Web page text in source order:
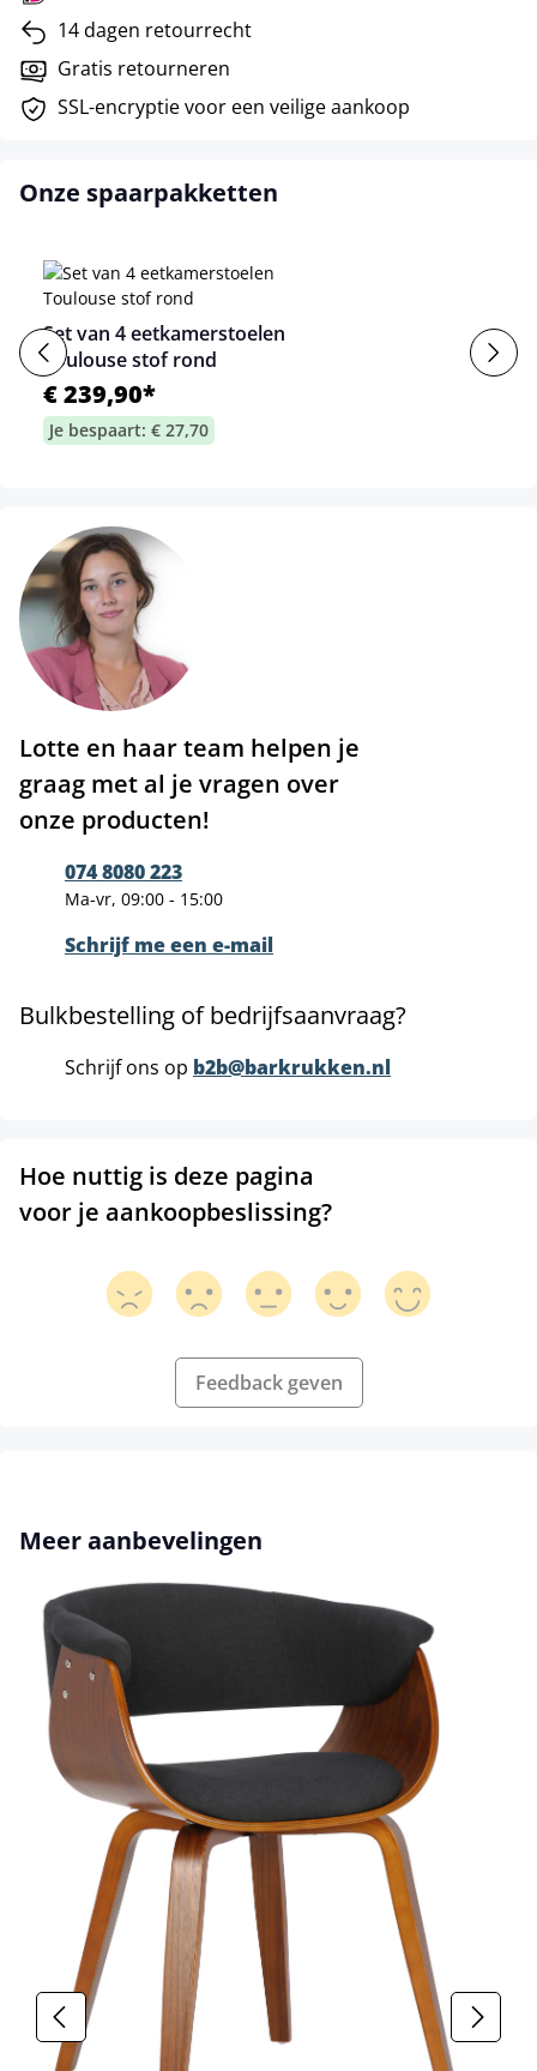
14 dagen retourrecht
Gratis retourneren
SSL-encryptie voor een veilige aankoop
Onze spaarpakketten
Set van 4 eetkamerstoelen
Toulouse stof rond
€ 239,90*
Je bespaart: € 27,70
Lotte en haar team helpen je
graag met al je vragen over
onze producten!
074 8080 223
Ma-vr, 09:00 - 15:00
Schrijf me een e-mail
Bulkbestelling of bedrijfsaanvraag?
Schrijf ons op b2b@barkrukken.nl
Hoe nuttig is deze pagina
voor je aankoopbeslissing?
Feedback geven
Productgalerij overslaan
Meer aanbevelingen